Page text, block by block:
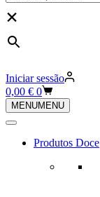
×
Iniciar sessão
Carrinho
de
compras
0,00 € 0
MENUMENU
Produtos Doce